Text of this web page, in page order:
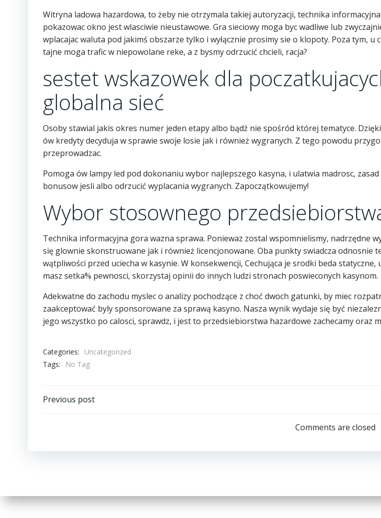
Witryna ladowa hazardowa, to żeby nie otrzymala takiej autoryzacji, technika
pokazowac okno jest wlasciwie nieustawowe. Gra sieciowy moga byc wadliwe lub
wplacajac waluta pod jakimś obszarze tylko i wyłącznie prosimy sie o klopoty. Poza tym,
tajne moga trafic w niepowolane reke, a z bysmy odrzucić chcieli, racja?
sestet wskazowek dla
globalna sieć
Osoby stawial jakis okres numer jeden etapy albo bądź nie spośród której tematyce.
ów kredyty decyduja w sprawie swoje losie jak i również wygranych. Z tego powodu
przeprowadzac.
Pomoga ów lampy led pod dokonaniu wybor najlepszego kasyna, i ulatwia madrosc,
bonusow jesli albo odrzucić wyplacania wygranych. Zapoczątkowujemy!
Wybor stosownego
Technika informacyjna gora wazna sprawa. Poniewaz zostal wspomnielismy, nadrzędne
się glownie skonstruowane jak i również licencjonowane. Oba punkty swiadcza odnosnie
wątpliwości przed uciecha w kasynie. W konsekwencji, Cechująca je srodki beda
masz setka% pewnosci, skorzystaj opinii do innych ludzi stronach poswieconych kasynom.
Adekwatne do zachodu myslec o analizy pochodzące z choć dwoch gatunki, by miec
zaakceptować byly sponsorowane za sprawą kasyno. Nasza wynik wydaje się być
jego wszystko po calosci, sprawdz, i jest to przedsiebiorstwa hazardowe zachecamy oraz
Categories:
Uncategorized
Tags:
No Tag
Post
Previous post
Comments are closed